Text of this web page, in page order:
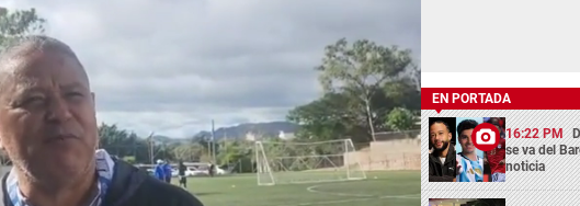
EN PORTADA
16:22 PM
se va del
noticia